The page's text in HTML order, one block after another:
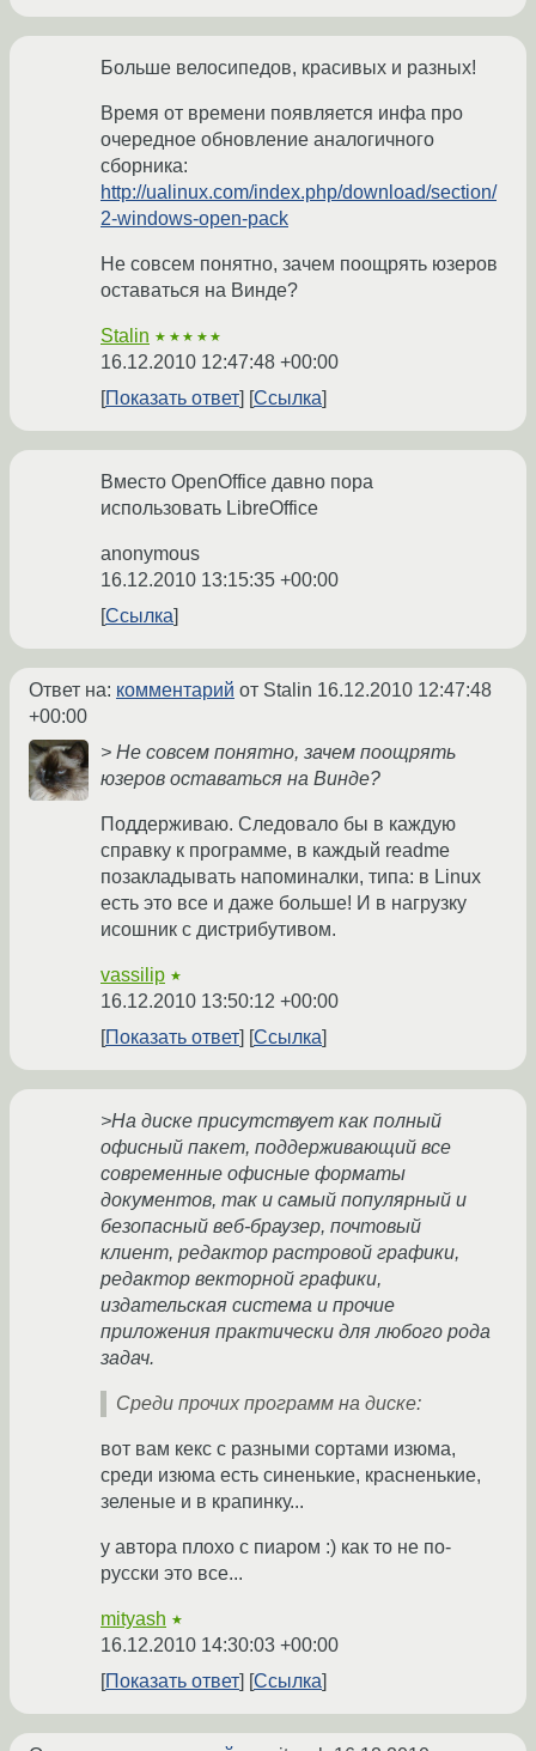
Больше велосипедов, красивых и разных!
Время от времени появляется инфа про
очередное обновление аналогичного
сборника:
http://ualinux.com/index.php/download/section/
2-windows-open-pack
Не совсем понятно, зачем поощрять юзеров
оставаться на Винде?
Stalin ★★★★★
16.12.2010 12:47:48 +00:00
Показать ответ
Ссылка
Вместо OpenOffice давно пора
использовать LibreOffice
anonymous
16.12.2010 13:15:35 +00:00
Ссылка
Ответ на: комментарий от Stalin 16.12.2010 12:47:48
+00:00
> Не совсем понятно, зачем поощрять
юзеров оставаться на Винде?
Поддерживаю. Следовало бы в каждую
справку к программе, в каждый readme
позакладывать напоминалки, типа: в Linux
есть это все и даже больше! И в нагрузку
исошник с дистрибутивом.
vassilip ★
16.12.2010 13:50:12 +00:00
Показать ответ
Ссылка
>На диске присутствует как полный
офисный пакет, поддерживающий все
современные офисные форматы
документов, так и самый популярный и
безопасный веб-браузер, почтовый
клиент, редактор растровой графики,
редактор векторной графики,
издательская система и прочие
приложения практически для любого рода
задач.
Среди прочих программ на диске:
вот вам кекс с разными сортами изюма,
среди изюма есть синенькие, красненькие,
зеленые и в крапинку...
у автора плохо с пиаром :) как то не по-
русски это все...
mityash ★
16.12.2010 14:30:03 +00:00
Показать ответ
Ссылка